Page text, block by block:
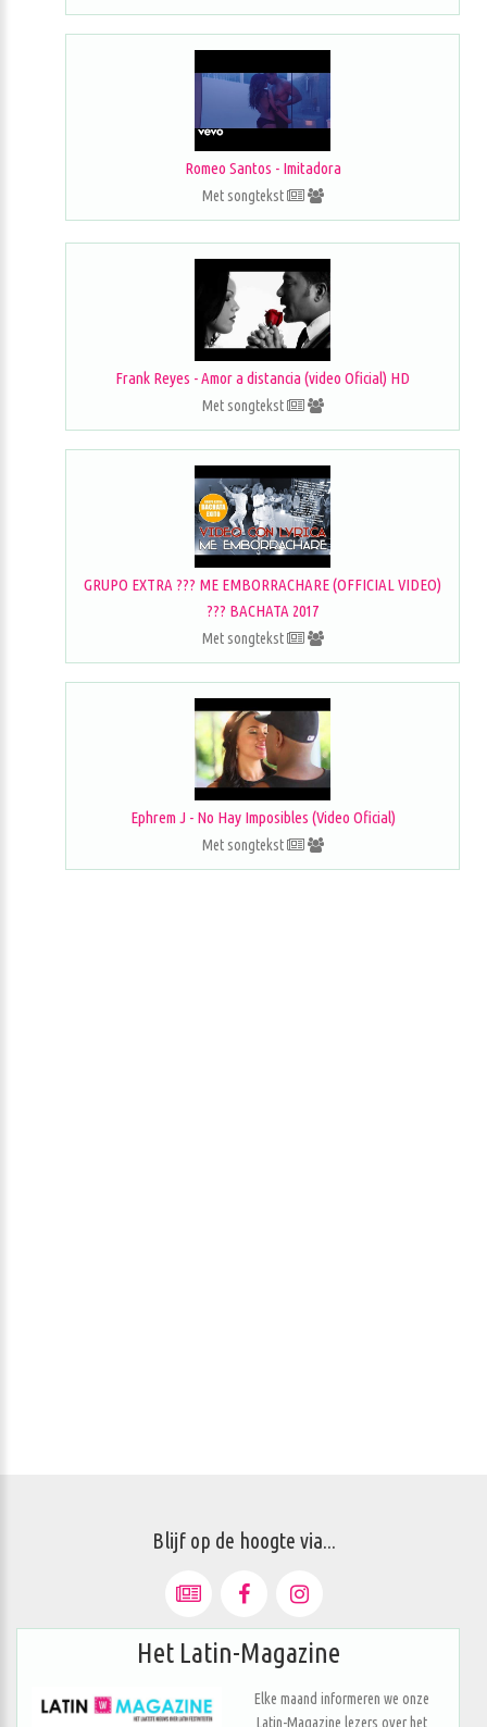
Romeo Santos - Imitadora
Met songtekst
Frank Reyes - Amor a distancia (video Oficial) HD
Met songtekst
GRUPO EXTRA ??? ME EMBORRACHARE (OFFICIAL VIDEO)
??? BACHATA 2017
Met songtekst
Ephrem J - No Hay Imposibles (Video Oficial)
Met songtekst
Blijf op de hoogte via...
Het Latin-Magazine
Elke maand informeren we onze
Latin-Magazine lezers over het